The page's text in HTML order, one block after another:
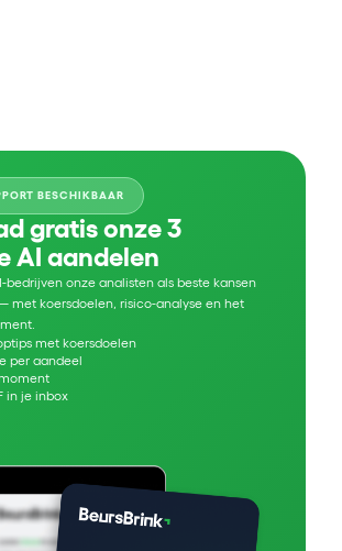
BESCHIKBAAR
gratis onze 3
AI aandelen
bedrijven onze analisten als beste kansen
met koersdoelen, risico-analyse en het
met koersdoelen
per aandeel
in je inbox